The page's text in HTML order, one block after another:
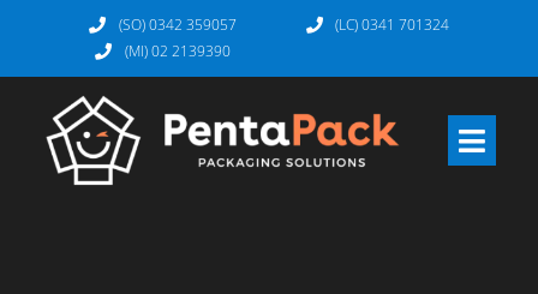
(SO) 0342 359057
(LC) 0341 701324
(MI) 02 2139390